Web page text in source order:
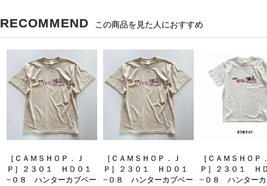
RECOMMEND この商品を見た人におすすめ
［ＣＡＭＳＨＯＰ．Ｊ
Ｐ］２３０１ ＨＤ０１
−０８ ハンターカブベー
［ＣＡＭＳＨＯＰ．Ｊ
Ｐ］２３０１ ＨＤ０１
−０８ ハンターカブベー
［ＣＡＭＳＨＯＰ
Ｐ］２３０１ Ｈ
−０８ ハンターカ